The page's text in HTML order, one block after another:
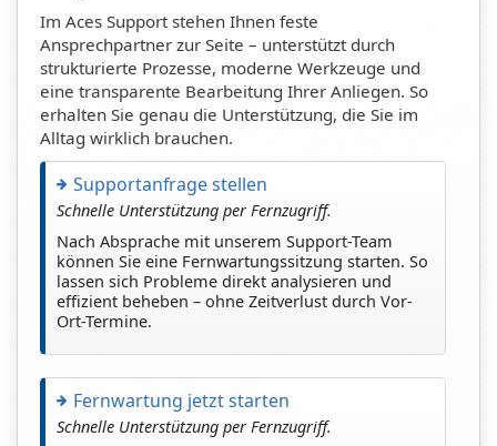
Im Aces Support stehen Ihnen feste
Ansprechpartner zur Seite – unterstützt durch
strukturierte Prozesse, moderne Werkzeuge und
eine transparente Bearbeitung Ihrer Anliegen. So
erhalten Sie genau die Unterstützung, die Sie im
Alltag wirklich brauchen.
Supportanfrage stellen
Schnelle Unterstützung per Fernzugriff.
Nach Absprache mit unserem Support-Team
können Sie eine Fernwartungssitzung starten. So
lassen sich Probleme direkt analysieren und
effizient beheben – ohne Zeitverlust durch Vor-
Ort-Termine.
Fernwartung jetzt starten
Schnelle Unterstützung per Fernzugriff.